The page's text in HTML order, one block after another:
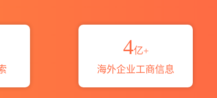
4亿+
海外企业工商信息